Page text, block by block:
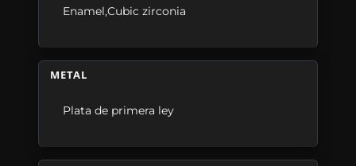
Enamel,Cubic zirconia
METAL
Plata de primera ley